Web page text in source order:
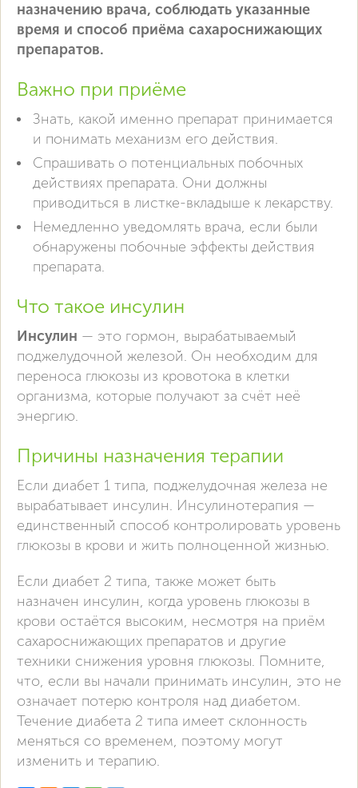
назначению врача, соблюдать указанные
время и способ приёма сахароснижающих
препаратов.
Важно при приёме
Знать, какой именно препарат принимается
и понимать механизм его действия.
Спрашивать о потенциальных побочных
действиях препарата. Они должны
приводиться в листке-вкладыше к лекарству.
Немедленно уведомлять врача, если были
обнаружены побочные эффекты действия
препарата.
Что такое инсулин
Инсулин — это гормон, вырабатываемый
поджелудочной железой. Он необходим для
переноса глюкозы из кровотока в клетки
организма, которые получают за счёт неё
энергию.
Причины назначения терапии
Если диабет 1 типа, поджелудочная железа не
вырабатывает инсулин. Инсулинотерапия —
единственный способ контролировать уровень
глюкозы в крови и жить полноценной жизнью.
Если диабет 2 типа, также может быть
назначен инсулин, когда уровень глюкозы в
крови остаётся высоким, несмотря на приём
сахароснижающих препаратов и другие
техники снижения уровня глюкозы. Помните,
что, если вы начали принимать инсулин, это не
означает потерю контроля над диабетом.
Течение диабета 2 типа имеет склонность
меняться со временем, поэтому могут
изменить и терапию.